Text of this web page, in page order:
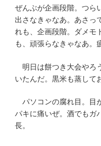
ぜんぶが企画段階。つら
出さなきゃなあ。あさっ
れも、企画段階。ダメモ
も、頑張らなきゃなあ。
明日は餅つき大会やろ
いたんだ。黒米も蒸して
パソコンの腐れ目。目
パキに痛いぜ。酒でもガ
長。